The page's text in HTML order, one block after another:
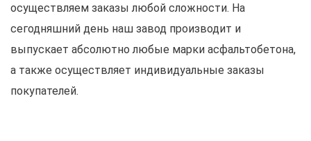
осуществляем заказы любой сложности. На
сегодняшний день наш завод производит и
выпускает абсолютно любые марки асфальтобетона,
а также осуществляет индивидуальные заказы
покупателей.